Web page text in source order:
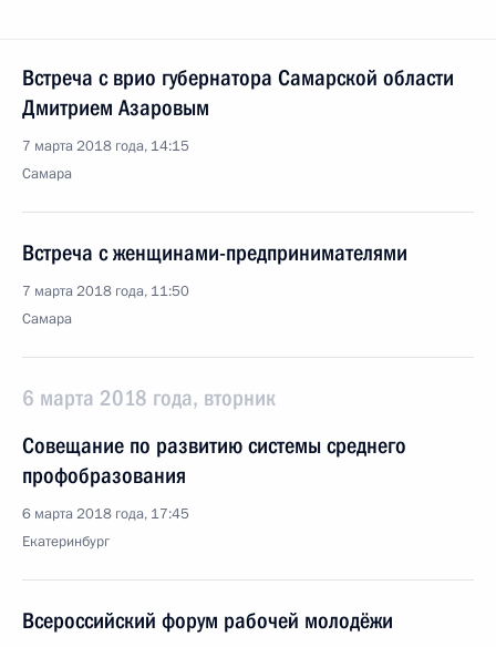
Встреча с врио губернатора Самарской области
Дмитрием Азаровым
7 марта 2018 года, 14:15
Самара
Встреча с женщинами-предпринимателями
7 марта 2018 года, 11:50
Самара
6 марта 2018 года, вторник
Совещание по развитию системы среднего
профобразования
6 марта 2018 года, 17:45
Екатеринбург
Всероссийский форум рабочей молодёжи